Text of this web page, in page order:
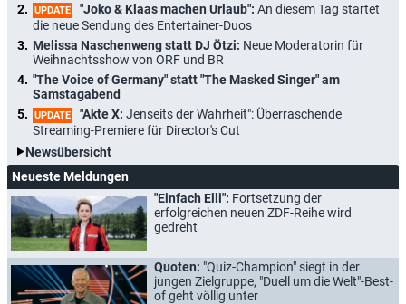
UPDATE "Joko & Klaas machen Urlaub": An diesem Tag startet
die neue Sendung des Entertainer-Duos
Melissa Naschenweng statt DJ Ötzi: Neue Moderatorin für
Weihnachtsshow von ORF und BR
"The Voice of Germany" statt "The Masked Singer" am
Samstagabend
UPDATE "Akte X: Jenseits der Wahrheit": Überraschende
Streaming-Premiere für Director's Cut
Newsübersicht
Neueste Meldungen
"Einfach Elli": Fortsetzung der
erfolgreichen neuen ZDF-Reihe wird
gedreht
Quoten: "Quiz-Champion" siegt in der
jungen Zielgruppe, "Duell um die Welt"-Best-
of geht völlig unter